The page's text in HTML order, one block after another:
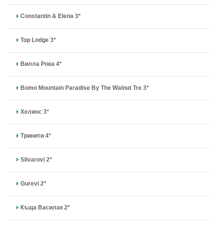
Constantin & Elena 3*
Top Lodge 3*
Вилла Рока 4*
Bomo Mountain Paradise By The Walnut Tre 3*
Хелиос 3*
Тринити 4*
Slivarovi 2*
Gurevi 2*
Къща Василак 2*